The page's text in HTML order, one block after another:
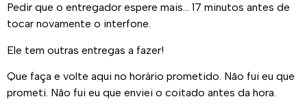
Pedir que o entregador espere mais… 17 minutos antes de
tocar novamente o interfone.
Ele tem outras entregas a fazer!
Que faça e volte aqui no horário prometido. Não fui eu que
prometi. Não fui eu que enviei o coitado antes da hora.